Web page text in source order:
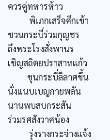
ควรคู่ทหารห้าว
พิเภกเสร็จศึกเข้า
ชวนกระบี่ร่วมกุญชร
ถึงพระโรงสั่งพานร
เชิญสถิตยปราสาทแก้ว
ขุนกระบี่ลีลาศขึ้น
นั่งแนบเบญกายพลัน
นานพบสบกระสัน
ร่วมรศสังวาศน้อง
รุ่งรางกระจ่างแจ้ง